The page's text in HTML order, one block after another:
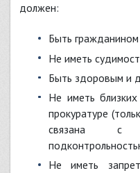
должен:
быть
не иметь
быть здоровым и
не иметь близких родственников на службе в
прокуратуре
связана с
не иметь запретов, вынесенных судом, на